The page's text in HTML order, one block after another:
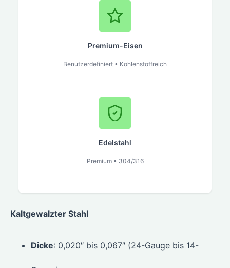
Premium-Eisen
Benutzerdefiniert • Kohlenstoffreich
Edelstahl
Premium • 304/316
Kaltgewalzter Stahl
Dicke: 0,020″ bis 0,067″ (24-Gauge bis 14-